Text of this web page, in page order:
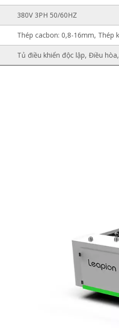
380V 3PH 50/60HZ
Thép cacbon: 0,8-16mm, Thép
Tủ điều khiển độc lập, Điều